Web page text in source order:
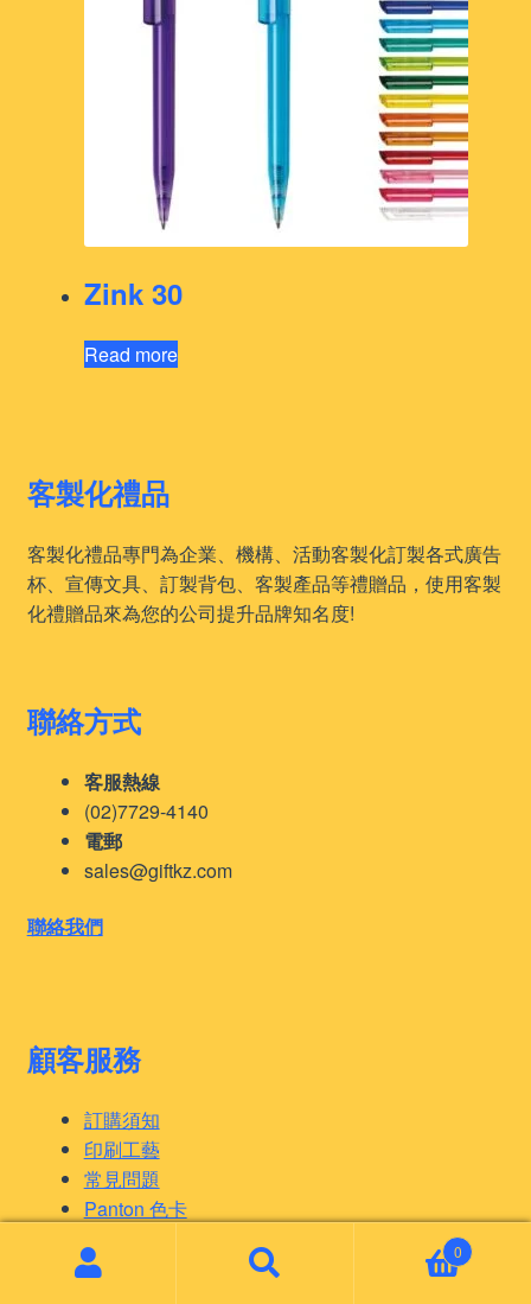
Zink 30
Read more
客製化禮品
客製化禮品專門為企業、機構、活動客製化訂製各式廣告
杯、宣傳文具、訂製背包、客製產品等禮贈品，使用客製
化禮贈品來為您的公司提升品牌知名度!
聯絡方式
客服熱線
(02)7729-4140
電郵
sales@giftkz.com
聯絡我們
顧客服務
訂購須知
印刷工藝
常見問題
Panton 色卡
0